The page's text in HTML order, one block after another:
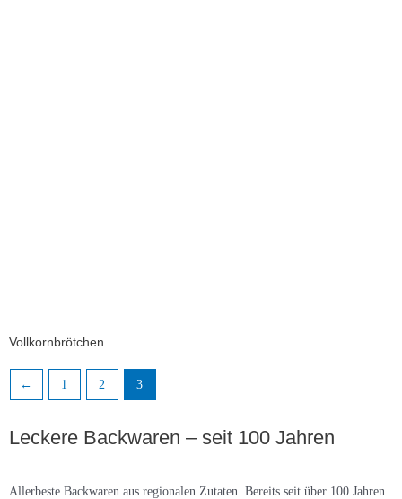
Vollkornbrötchen
← 1 2 3
Leckere Backwaren – seit 100 Jahren
Allerbeste Backwaren aus regionalen Zutaten. Bereits seit über 100 Jahren